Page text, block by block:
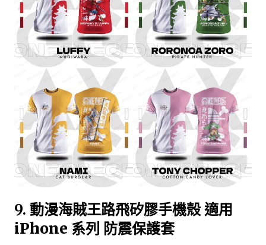
9. 動漫海賊王路飛矽膠手機殼 適用
iPhone 系列 防震保護套